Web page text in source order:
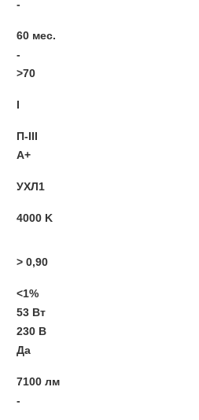
-
60 мес.
-
>70
I
П-ІІІ
A+
УХЛ1
4000 K
> 0,90
<1%
53 Вт
230 В
Да
7100 лм
-